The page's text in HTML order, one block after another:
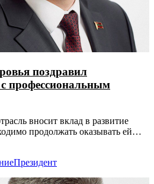
поздравил
профессиональным
вносит вклад в развитие
продолжать оказывать ей
Президент